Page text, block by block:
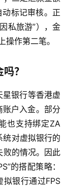
标记审核。正
私旅游”），金
作第二笔。
？
银行等香港虚
户入金。部分
也支持绑定ZA
对虚拟银行的
败的情况。因此
的搭配策略：
拟银行通过FPS